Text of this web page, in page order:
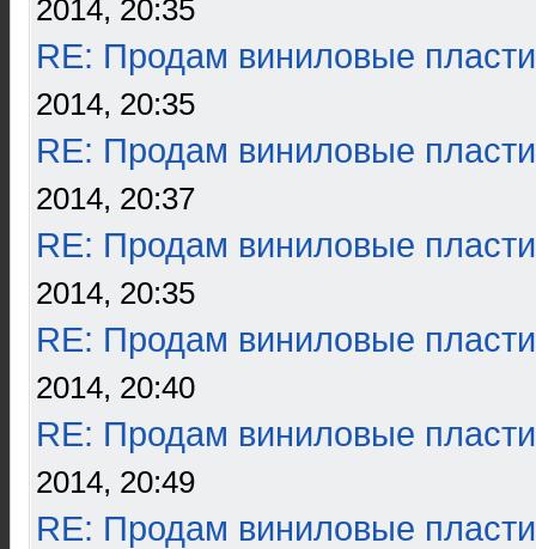
2014, 20:35
RE: Продам виниловые
2014, 20:35
RE: Продам виниловые
2014, 20:37
RE: Продам виниловые
2014, 20:35
RE: Продам виниловые
2014, 20:40
RE: Продам виниловые
2014, 20:49
RE: Продам виниловые